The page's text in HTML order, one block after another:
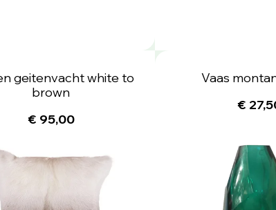
geitenvacht white to
brown
€ 95,00
Vaas
€